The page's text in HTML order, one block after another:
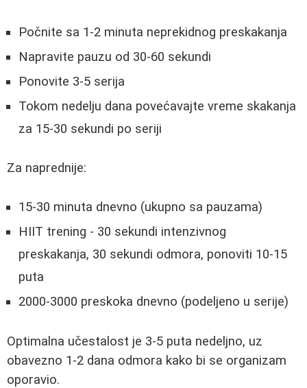
Počnite sa 1-2 minuta neprekidnog preskakanja
Napravite pauzu od 30-60 sekundi
Ponovite 3-5 serija
Tokom nedelju dana povećavajte vreme skakanja
za 15-30 sekundi po seriji
Za naprednije:
15-30 minuta dnevno (ukupno sa pauzama)
HIIT trening - 30 sekundi intenzivnog
preskakanja, 30 sekundi odmora, ponoviti 10-15
puta
2000-3000 preskoka dnevno (podeljeno u serije)
Optimalna učestalost je 3-5 puta nedeljno, uz
obavezno 1-2 dana odmora kako bi se organizam
oporavio.